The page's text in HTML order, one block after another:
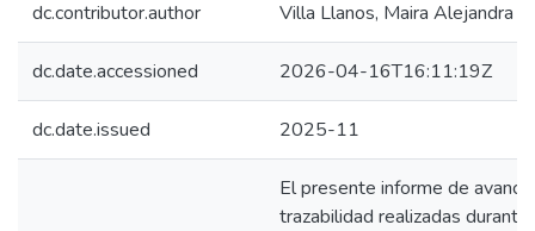
dc.contributor.author Villa Llanos, Maira Alejandra
dc.date.accessioned 2026-04-16T16:11:19Z
dc.date.issued 2025-11
El presente informe de
trazabilidad realizadas durante